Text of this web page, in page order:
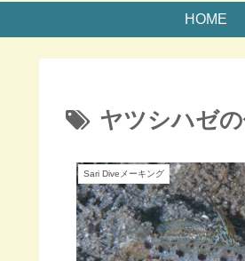
HOME
ヤツシハゼ
Sari Diveメーキング